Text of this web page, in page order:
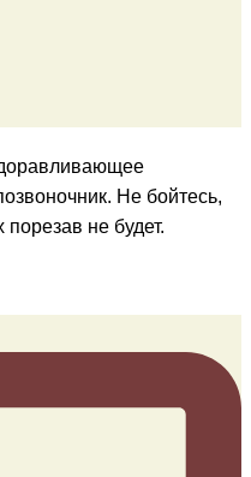
Не бойтесь,
не будет.